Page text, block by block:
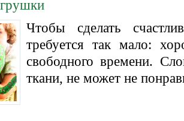
Чтобы сделать
требуется так мало:
свободного времени.
ткани, не может не